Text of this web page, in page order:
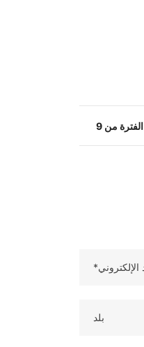
المقالة القادمة: سنشارك في معرض هايتكس 2026 في إسطنبول خلال الفترة من 9
الإلكتروني*
بلد